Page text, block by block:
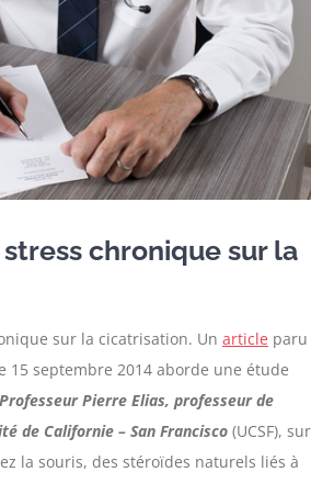
chronique sur la
sur la cicatrisation. Un article paru
15 septembre 2014 aborde une étude
ProfesseurPierre Elias, professeur de
de Californie – San Francisco (UCSF), sur
la souris, des stéroïdes naturels liés à